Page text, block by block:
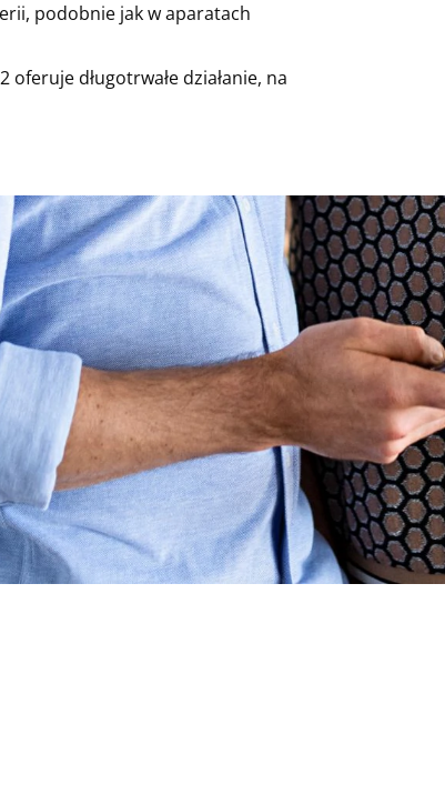
podobnie jak w aparatach
oferuje długotrwałe działanie, na